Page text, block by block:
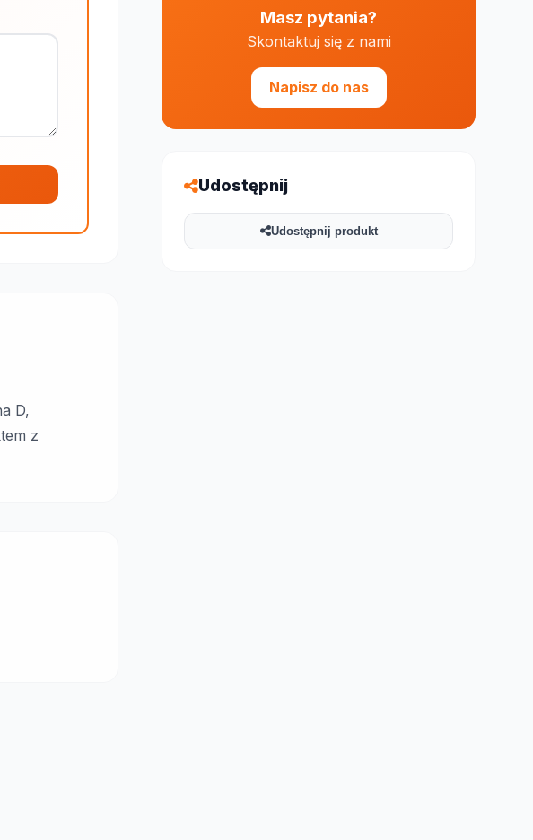
Maksymalnie 1000 znaków
D,
z
Masz pytania?
Skontaktuj się z nami
Napisz do nas
Udostępnij
Udostępnij produkt